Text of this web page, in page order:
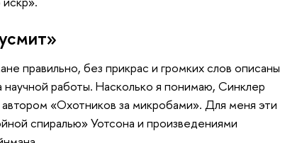
правильно, без прикрас и громких слов описаны
работы. Насколько я понимаю, Синклер
«Охотников за микробами». Для меня эти
спиралью» Уотсона и произведениями